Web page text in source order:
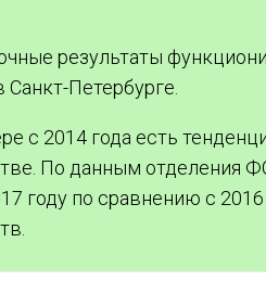
результаты
Санкт-Петербурге.
с 2014 года есть
По данным отделения
году по сравнению с